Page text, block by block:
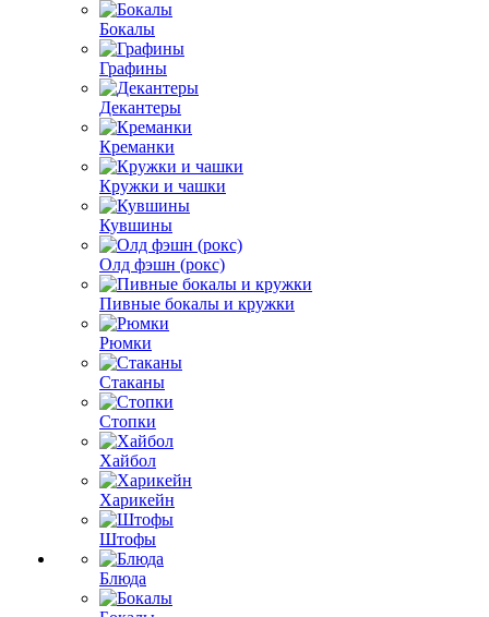
Бокалы
Графины
Декантеры
Креманки
Кружки и чашки
Кувшины
Олд фэшн (рокс)
Пивные бокалы и кружки
Рюмки
Стаканы
Стопки
Хайбол
Харикейн
Штофы
Блюда